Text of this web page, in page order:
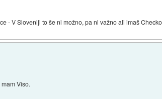
- V Sloveniji to še ni možno, pa ni važno ali imaš
Viso.